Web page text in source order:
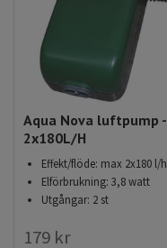
Aqua Nova luftpump -
2x180L/H
Effekt/flöde: max 2x180 l/h
Elförbrukning: 3,8 watt
Utgångar: 2 st
179 kr